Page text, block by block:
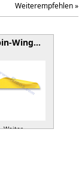
Weiterempfehlen »
Wing…
Weiter »